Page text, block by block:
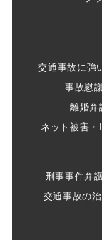
交通事故に強
事故慰
離婚弁
ネット被害
刑事事件弁
交通事故の